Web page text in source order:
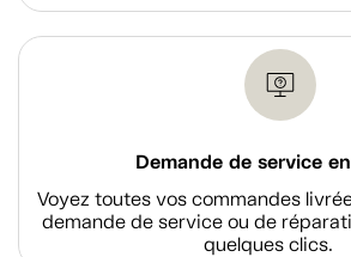
Demande de service
Voyez toutes vos commandes
demande de service ou de
quelques clics.